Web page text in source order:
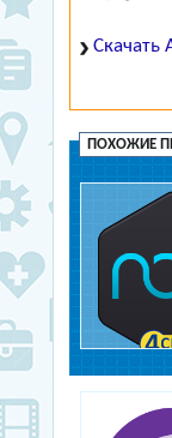
Скачать
ПОХОЖИЕ